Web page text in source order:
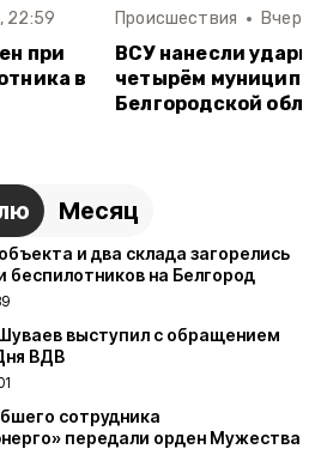
22:59
при
в
Происшествия Вчера,
ВСУ нанесли удары
четырём
Белгородской
Месяц
и два склада загорелись
беспилотников на Белгород
выступил с обращением
ВДВ
сотрудника
передали орден Мужества